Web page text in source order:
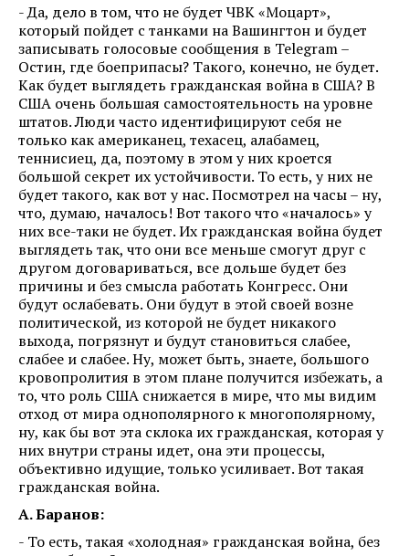
- Да, дело в том, что не будет ЧВК «Моцарт»,
который пойдет с танками на Вашингтон и будет
записывать голосовые сообщения в Telegram –
Остин, где боеприпасы? Такого, конечно, не будет.
Как будет выглядеть гражданская война в США? В
США очень большая самостоятельность на уровне
штатов. Люди часто идентифицируют себя не
только как американец, техасец, алабамец,
теннисиец, да, поэтому в этом у них кроется
большой секрет их устойчивости. То есть, у них не
будет такого, как вот у нас. Посмотрел на часы – ну,
что, думаю, началось! Вот такого что «началось» у
них все-таки не будет. Их гражданская война будет
выглядеть так, что они все меньше смогут друг с
другом договариваться, все дольше будет без
причины и без смысла работать Конгресс. Они
будут ослабевать. Они будут в этой своей возне
политической, из которой не будет никакого
выхода, погрязнут и будут становиться слабее,
слабее и слабее. Ну, может быть, знаете, большого
кровопролития в этом плане получится избежать, а
то, что роль США снижается в мире, что мы видим
отход от мира однополярного к многополярному,
ну, как бы вот эта склока их гражданская, которая у
них внутри страны идет, она эти процессы,
объективно идущие, только усиливает. Вот такая
гражданская война.
А. Баранов:
- То есть, такая «холодная» гражданская война, без